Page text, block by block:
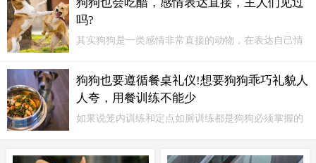
主人们注意，当狗狗来到新家，千万不要做这几件事
狗狗也会吃醋，感情表达直接，主人们见过
其实狗狗是一类感情非常直接的动物，在表达自己情
绪的时候也是非常直接的，不会像人一样会掩盖自己
会不理智，很容易跟对方的狗狗一争高低。所以主人
狗狗也要遵循餐桌礼仪!想要狗狗乖巧礼貌人
如果说笼内训练和定点如厕训练都是狗狗必须掌握的